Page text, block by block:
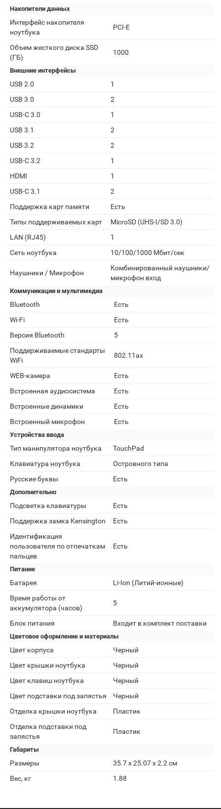
Накопители данных
Интерфейс накопителя
ноутбука
PCI-E
Объем жесткого диска SSD
(ГБ)
1000
Внешние интерфейсы
USB 2.0
1
USB 3.0
2
USB-C 3.0
1
USB 3.1
2
USB 3.2
2
USB-C 3.2
1
HDMI
1
USB-C 3.1
2
Поддержка карт памяти
Есть
Типы поддерживаемых карт
MicroSD (UHS-I/SD 3.0)
LAN (RJ45)
1
Сеть ноутбука
10/100/1000 Мбит/сек
Наушники / Микрофон
Комбинированный наушники/
микрофон вход
Коммуникации и мультимедиа
Bluetooth
Есть
Wi-Fi
Есть
Версия Bluetooth
5
Поддерживаемые стандарты
WiFi
802.11ax
WEB-камера
Есть
Встроенная аудиосистема
Есть
Встроенные динамики
Есть
Встроенный микрофон
Есть
Устройства ввода
Тип манипулятора ноутбука
TouchPad
Клавиатура ноутбука
Островного типа
Русские буквы
Есть
Дополнительно
Подсветка клавиатуры
Есть
Поддержка замка Kensington
Есть
Идентификация
пользователя по отпечаткам
пальцев
Есть
Питание
Батарея
Li-Ion (Литий-ионные)
Время работы от
аккумулятора (часов)
5
Блок питания Входит в комплект поставки
Цветовое оформление и материалы
Цвет корпуса
Черный
Цвет крышки ноутбука
Черный
Цвет клавиш ноутбука
Черный
Цвет подставки под запястья
Черный
Отделка крышки ноутбука
Пластик
Отделка подставки под
запястья
Пластик
Габариты
Размеры
35.7 x 25.07 x 2.2 см
Вес, кг
1.88